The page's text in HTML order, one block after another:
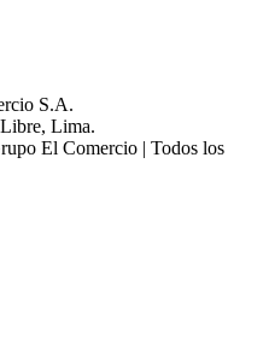
S.A.
Lima.
El Comercio | Todos los